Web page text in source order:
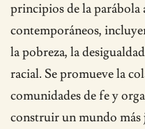
principios de la parábola
contemporáneos,
la pobreza, la
racial. Se promueve la
comunidades de fe y
construir un mundo más